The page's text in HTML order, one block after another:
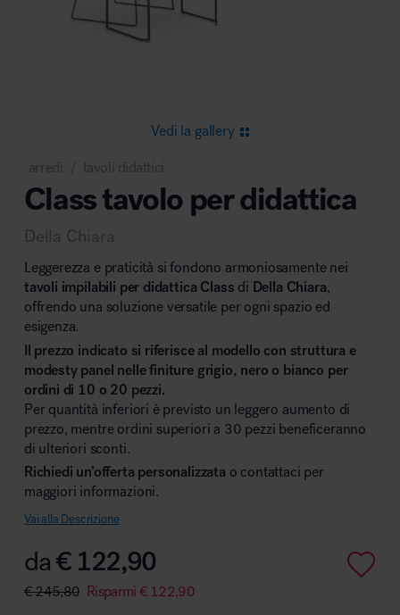
Area lounge e attesa
Area outdoor
Area hospitality
Vedi la gallery
arredi tavoli didattici
Class tavolo per didattica
Della Chiara
Leggerezza e praticità si fondono armoniosamente nei
tavoli impilabili per didattica Class di Della Chiara,
offrendo una soluzione versatile per ogni spazio ed
esigenza.
Il prezzo indicato si riferisce al modello con struttura e
modesty panel nelle finiture grigio, nero o bianco per
ordini di 10 o 20 pezzi.
Per quantità inferiori è previsto un leggero aumento di
prezzo, mentre ordini superiori a 30 pezzi beneficeranno
di ulteriori sconti.
Richiedi un’offerta personalizzata o contattaci per
maggiori informazioni.
Vai alla Descrizione
da€122,90
€245,80 Risparmi €122,90